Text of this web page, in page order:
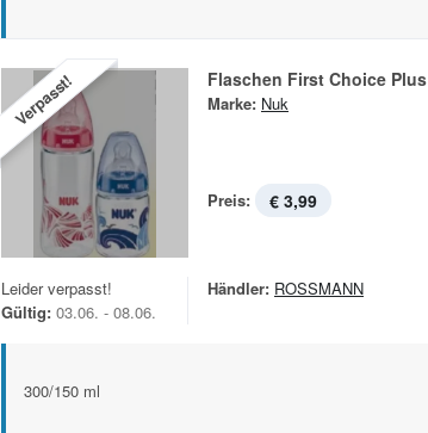
Verpasst! Flaschen First Choice Plus
Marke: Nuk
Preis: € 3,99
Leider verpasst!
Gültig: 03.06. - 08.06.
Händler: ROSSMANN
300/150 ml